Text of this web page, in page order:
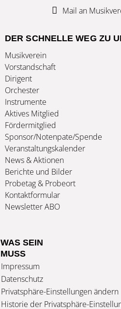
b
o d
t
e
Mail an
DER SCHNELLE WEG ZU
Musikverein
Vorstandschaft
Dirigent
Orchester
Instrumente
Aktives Mitglied
Fördermitglied
Sponsor/Notenpate/Spende
Veranstaltungskalender
News & Aktionen
Berichte und Bilder
Probetag & Probeort
Kontaktformular
Newsletter ABO
WAS SEIN
MUSS
Impressum
Datenschutz
Privatsphäre-Einstellungen ändern
Historie der Privatsphäre-